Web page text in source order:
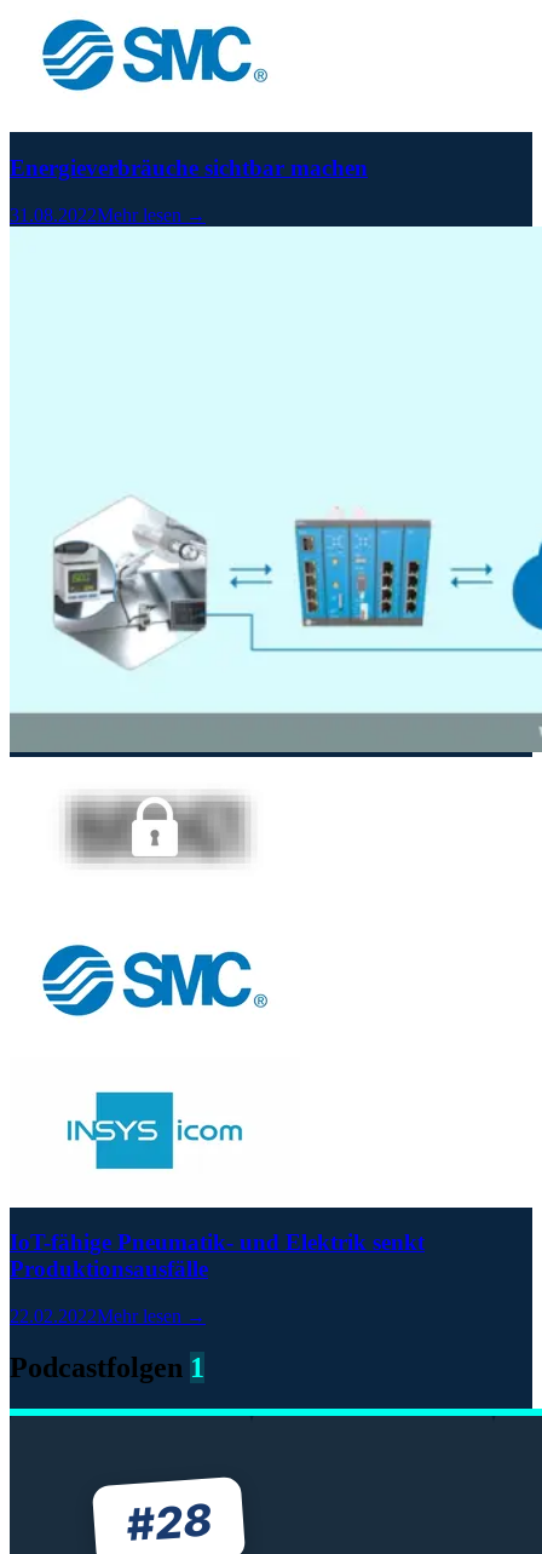
Energieverbräuche sichtbar machen
31.08.2022Mehr lesen →
IoT-fähige Pneumatik- und Elektrik senkt
Produktionsausfälle
22.02.2022Mehr lesen →
Podcastfolgen 1
#28